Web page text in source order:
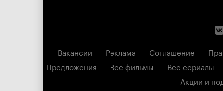
Вакансии Реклама Соглашение
Предложения
Все фильмы
Все сериалы
Акции и